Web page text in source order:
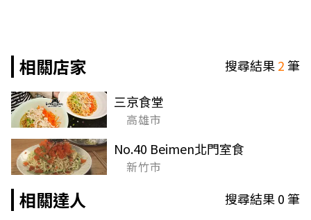
相關店家 搜尋結果2筆
三京食堂
高雄市
No.40 Beimen北門室食
新竹市
相關達人 搜尋結果0筆